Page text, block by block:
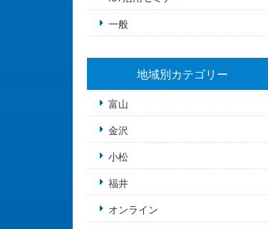
一般
地域別カテゴリー
富山
金沢
小松
福井
オンライン